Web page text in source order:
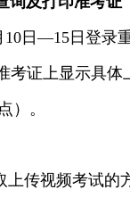
10日—15日登录
考证上显示具体
）。
上传视频考试的